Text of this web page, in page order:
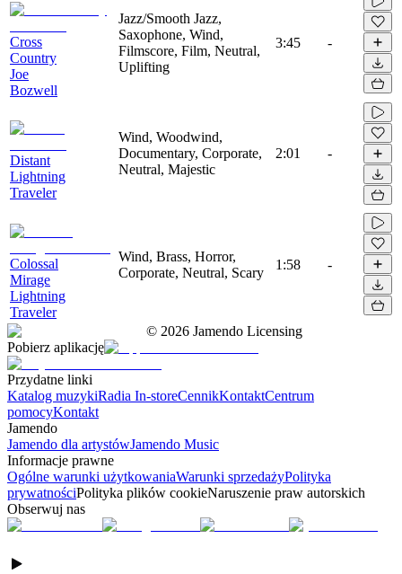
Cross
Country
Joe
Bozwell
Jazz/Smooth Jazz,
Saxophone, Wind,
Filmscore, Film, Neutral,
Uplifting
3:45 -
Distant
Lightning
Traveler
Wind, Woodwind,
Documentary, Corporate,
Neutral, Majestic
2:01 -
Colossal
Mirage
Lightning
Traveler
Wind, Brass, Horror,
Corporate, Neutral, Scary
1:58 -
© 2026 Jamendo Licensing
Pobierz aplikację
Przydatne linki
Katalog muzykiRadia In-storeCennikKontaktCentrum
pomocyKontakt
Jamendo
Jamendo dla artystówJamendo Music
Informacje prawne
Ogólne warunki użytkowaniaWarunki sprzedażyPolityka
prywatnościPolityka plików cookieNaruszenie praw autorskich
Obserwuj nas